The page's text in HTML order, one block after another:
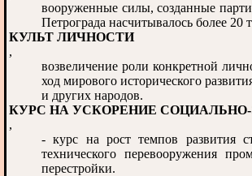
вооруженные силы, созданные
Петрограда насчитывалось более 20
КУЛЬТ ЛИЧНОСТИ
,
возвеличение роли конкретной
ход мирового исторического
и других народов.
КУРС НА УСКОРЕНИЕ
,
- курс на рост темпов развития
технического перевооружения
перестройки.